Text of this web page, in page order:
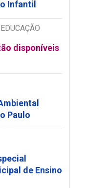
Infantil
disponíveis
Paulo
de Ensino